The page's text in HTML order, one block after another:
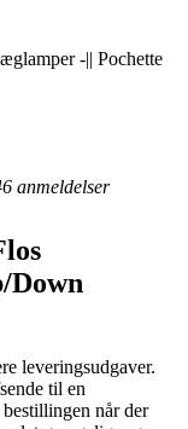
-|| Pochette
anmeldelser
Down
leveringsudgaver.
til en
når der